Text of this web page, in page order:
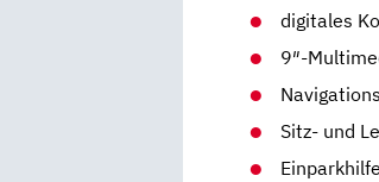
digitales
9″-
Sitz- und